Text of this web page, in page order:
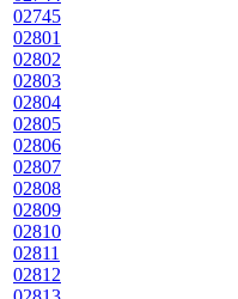
02745
02801
02802
02803
02804
02805
02806
02807
02808
02809
02810
02811
02812